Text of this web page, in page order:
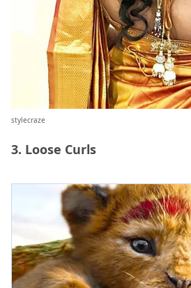
stylecraze
3. Loose Curls